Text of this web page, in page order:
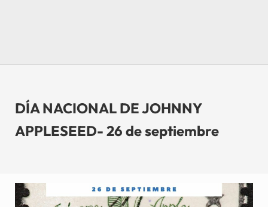
DÍA NACIONAL DE JOHNNY
APPLESEED- 26 de septiembre